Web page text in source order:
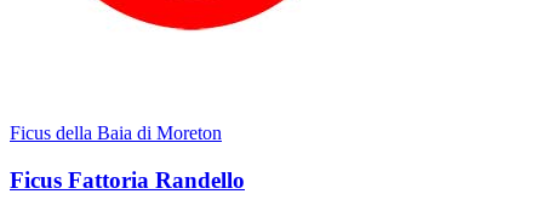
Ficus della Baia di Moreton
Ficus Fattoria Randello